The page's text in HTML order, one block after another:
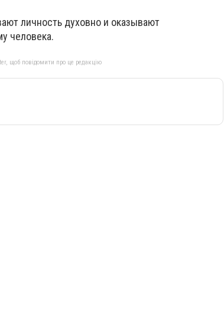
личность духовно и оказывают
человека.
щоб повідомити про це редакцію